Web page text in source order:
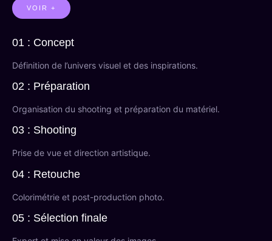
VOIR +
01 : Concept
Définition de l’univers visuel et des inspirations.
02 : Préparation
Organisation du shooting et préparation du matériel.
03 : Shooting
Prise de vue et direction artistique.
04 : Retouche
Colorimétrie et post-production photo.
05 : Sélection finale